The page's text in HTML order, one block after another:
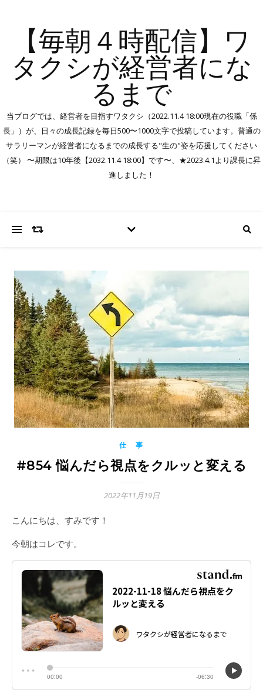
【毎朝４時配信】ワ
タクシが経営者にな
るまで
当ブログでは、経営者を目指すワタクシ（2022.11.4 18:00現在の役職「係
長」）が、日々の成長記録を毎日500〜1000文字で投稿しています。普通の
サラリーマンが経営者になるまでの成長する"生の"姿を応援してください
（笑） 〜期限は10年後【2032.11.4 18:00】です〜、★2023.4.1より課長に昇
進しました！
仕 事
#854 悩んだら視点をクルッと変える
2022年11月19日
こんにちは、すみです！
今朝はコレです。